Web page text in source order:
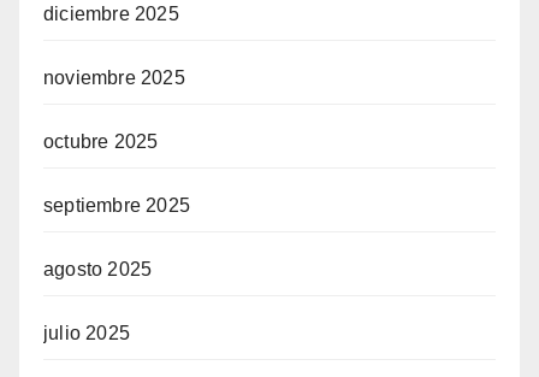
diciembre 2025
noviembre 2025
octubre 2025
septiembre 2025
agosto 2025
julio 2025